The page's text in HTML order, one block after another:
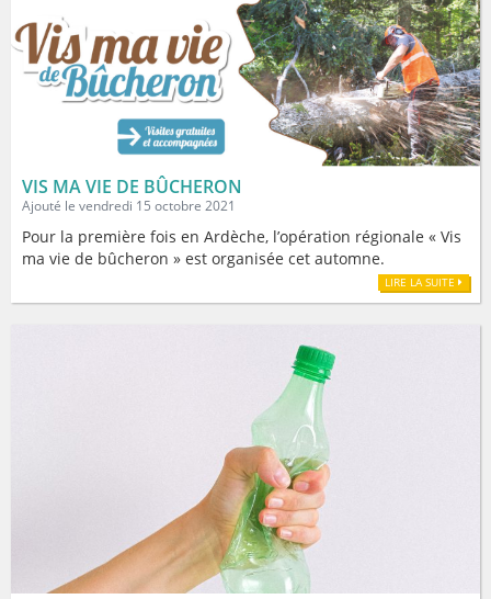
VIS MA VIE DE BÛCHERON
Ajouté le vendredi 15 octobre 2021
Pour la première fois en Ardèche, l’opération régionale « Vis
ma vie de bûcheron » est organisée cet automne.
LIRE LA SUITE